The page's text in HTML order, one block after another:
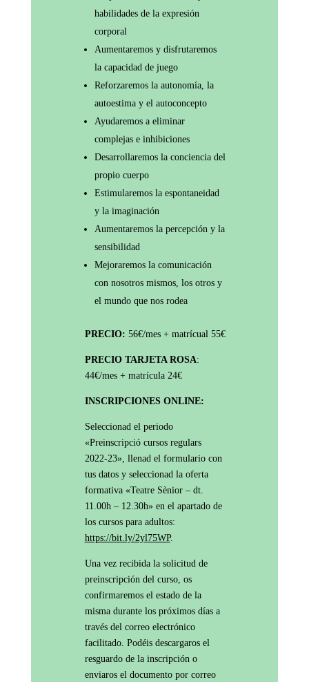
habilidades de la expresión
corporal
Aumentaremos y disfrutaremos
la capacidad de juego
Reforzaremos la autonomía, la
autoestima y el autoconcepto
Ayudaremos a eliminar
complejas e inhibiciones
Desarrollaremos la conciencia del
propio cuerpo
Estimularemos la espontaneidad
y la imaginación
Aumentaremos la percepción y la
sensibilidad
Mejoraremos la comunicación
con nosotros mismos, los otros y
el mundo que nos rodea
PRECIO: 56€/mes + matrícual 55€
PRECIO TARJETA ROSA:
44€/mes + matrícula 24€
INSCRIPCIONES ONLINE:
Seleccionad el periodo
«Preinscripció cursos regulars
2022-23», llenad el formulario con
tus datos y seleccionad la oferta
formativa «Teatre Sènior – dt.
11.00h – 12.30h» en el apartado de
los cursos para adultos:
https://bit.ly/2yl75WP.
Una vez recibida la solicitud de
preinscripción del curso, os
confirmaremos el estado de la
misma durante los próximos días a
través del correo electrónico
facilitado. Podéis descargaros el
resguardo de la inscripción o
enviaros el documento por correo